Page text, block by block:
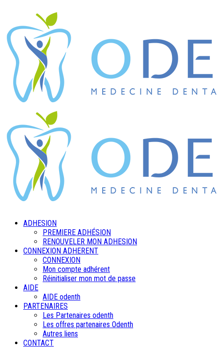
ADHESION
PREMIERE ADHÉSION
RENOUVELER MON ADHESION
CONNEXION ADHERENT
CONNEXION
Mon compte adhérent
Réinitialiser mon mot de passe
AIDE
AIDE odenth
PARTENAIRES
Les Partenaires odenth
Les offres partenaires Odenth
Autres liens
CONTACT